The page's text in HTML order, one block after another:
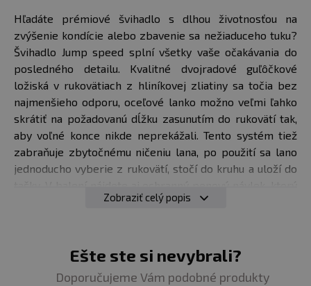
Hľadáte prémiové švihadlo s dlhou životnosťou na
zvýšenie kondície alebo zbavenie sa nežiaduceho tuku?
Švihadlo Jump speed splní všetky vaše očakávania do
posledného detailu. Kvalitné dvojradové guľôčkové
ložiská v rukovätiach z hliníkovej zliatiny sa točia bez
najmenšieho odporu, oceľové lanko možno veľmi ľahko
skrátiť na požadovanú dĺžku zasunutím do rukovätí tak,
aby voľné konce nikde neprekážali. Tento systém tiež
zabraňuje zbytočnému ničeniu lana, po použití sa lano
jednoducho vyberie z rukovätí, stočí do kruhu a uloží do
sa nasadzuje na švihadlo pri skákaní na nerovnom
Obsah balenia:2x rukoväť, 2x lano (čierne a sivé), 2x
ochranný penový návlek, nylonová taška
Zobraziť celý popis
Ešte ste si nevybrali?
Doporučujeme Vám podobné produkty